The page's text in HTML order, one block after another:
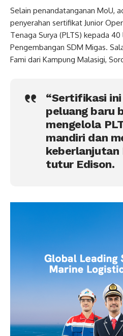
Selain penandatanganan MoU,
penyerahan sertifikat Junior
Tenaga Surya (PLTS) kepada
Pengembangan SDM Migas.
Fami dari Kampung Malasigi,
“Sertifikasi
peluang baru
mengelola
mandiri dan
keberlanjutan
tutur Edison.